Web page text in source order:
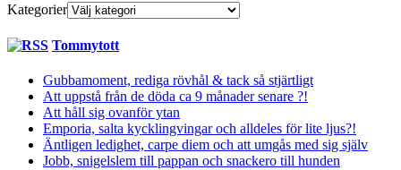
Kategorier
Tommytott
Gubbamoment, rediga rövhål & tack så stjärtligt
Att uppstå från de döda ca 9 månader senare ?!
Att håll sig ovanför ytan
Emporia, salta kycklingvingar och alldeles för lite ljus?!
Äntligen ledighet, carpe diem och att umgås med sig själv
Jobb, snigelslem till pappan och snackero till hunden